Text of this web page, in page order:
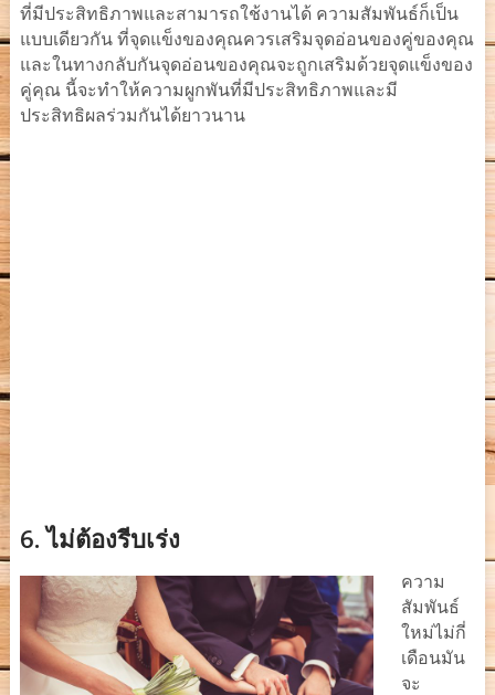
ที่มีประสิทธิภาพและสามารถใช้งานได้ ความสัมพันธ์ก็เป็น
แบบเดียวกัน ที่จุดแข็งของคุณควรเสริมจุดอ่อนของคู่ของคุณ
และในทางกลับกันจุดอ่อนของคุณจะถูกเสริมด้วยจุดแข็งของ
คู่คุณ นี้จะทำให้ความผูกพันที่มีประสิทธิภาพและมี
ประสิทธิผลร่วมกันได้ยาวนาน
6.ไม่ต้องรีบเร่ง
ความ
สัมพันธ์
ใหม่ไม่กี่
เดือนมัน
จะ